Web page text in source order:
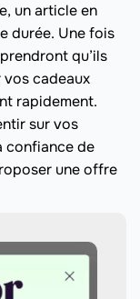
un article en
durée. Une fois
qu’ils
vos cadeaux
rapidement.
sur vos
confiance de
une offre